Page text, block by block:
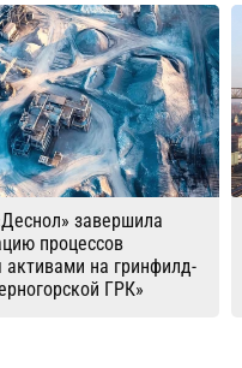
завершила
процессов
активами на гринфилд-
ГРК»